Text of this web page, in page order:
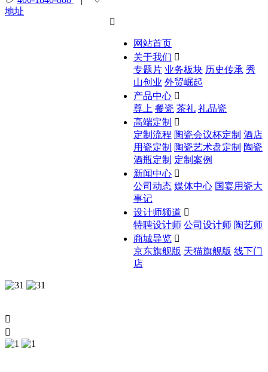
地址

网站首页
关于我们 
专题片 业务板块 历史传承 秀
山创业 外贸崛起
产品中心 
尊上 餐瓷 茶礼 礼品瓷
高端定制 
定制流程 陶瓷会议杯定制 酒店
用瓷定制 陶瓷艺术盘定制 陶瓷
酒瓶定制 定制案例
新闻中心 
公司动态 媒体中心 国宴用瓷大
事记
设计师频道 
特聘设计师 公司设计师 陶艺师
商城导览 
京东旗舰版 天猫旗舰版 线下门
店

